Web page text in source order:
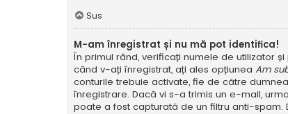
Sus
M-am înregistrat și nu mă pot identifica!
În primul rând, verificați numele de utilizator
când v-ați înregistrat, ați ales opțiunea Am
conturile trebuie activate, fie de către
înregistrare. Dacă vi s-a trimis un e-mail,
poate a fost capturată de un filtru anti-